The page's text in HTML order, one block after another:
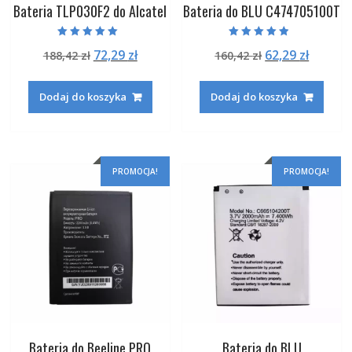
Bateria TLP030F2 do Alcatel
5.00
na 5
188,42zł Pierwotna
wynosiła:
188,42 zł.
72,29 złAktualna
72,29 zł.
Dodaj do koszyka
Bateria do BLU C474705100T
4.50
na 5
160,42zł Pierwotna
wynosiła:
160,42 zł.
62,29 zł
62,29
Dodaj do koszyka
PROMOCJA! PROMOCJA!